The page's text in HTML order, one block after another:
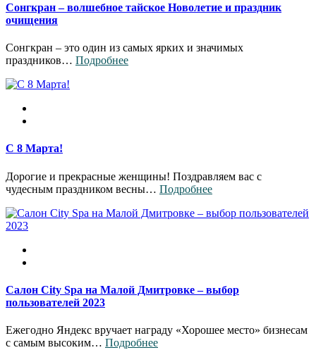
Сонгкран – волшебное тайское Новолетие и праздник
очищения
Сонгкран – это один из самых ярких и значимых
праздников… Подробнее
С 8 Марта!
Дорогие и прекрасные женщины! Поздравляем вас с
чудесным праздником весны… Подробнее
Салон City Spa на Малой Дмитровке – выбор
пользователей 2023
Ежегодно Яндекс вручает награду «Хорошее место» бизнесам
c самым высоким… Подробнее